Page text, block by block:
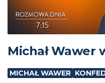
Michał Wawer
MICHAŁ WAWER